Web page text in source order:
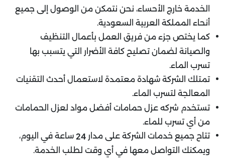
الخدمة خارج الأحساء، نحن نتمكن من الوصول إلى جميع
أنحاء المملكة العربية السعودية.
كما يختص جزء من فريق العمل بأعمال التنظيف
والصيانة لضمان تصليح كافة الأضرار التي يتسبب بها
تسرب الماء.
تمتلك الشركة شهادة معتمدة لاستعمال أحدث التقنيات
المعالجة لتسرب الماء.
تستخدم شركه عزل حمامات أفضل مواد لعزل الحمامات
من أي تسرب للماء.
تتاح جميع خدمات الشركة على مدار 24 ساعة في اليوم،
ويمكنك التواصل معها في أي وقت لطلب الخدمة.